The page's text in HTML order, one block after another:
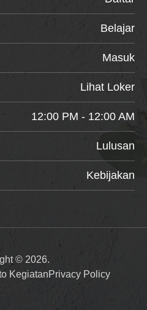
Belajar
Masuk
Lihat Loker
12:00 PM - 12:00 AM
Lulusan
Kebijakan
© 2026.
KegiatanPrivacy Policy